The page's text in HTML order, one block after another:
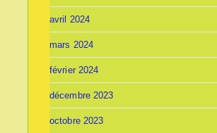
avril 2024
mars 2024
février 2024
décembre 2023
octobre 2023